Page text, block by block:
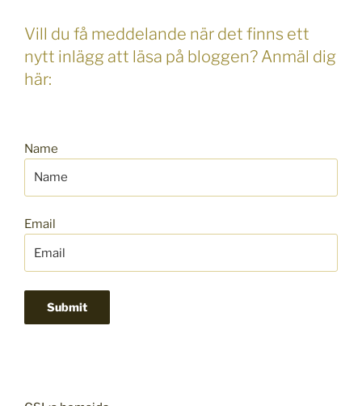
Vill du få meddelande när det finns ett
nytt inlägg att läsa på bloggen? Anmäl dig
här:
Name
Email